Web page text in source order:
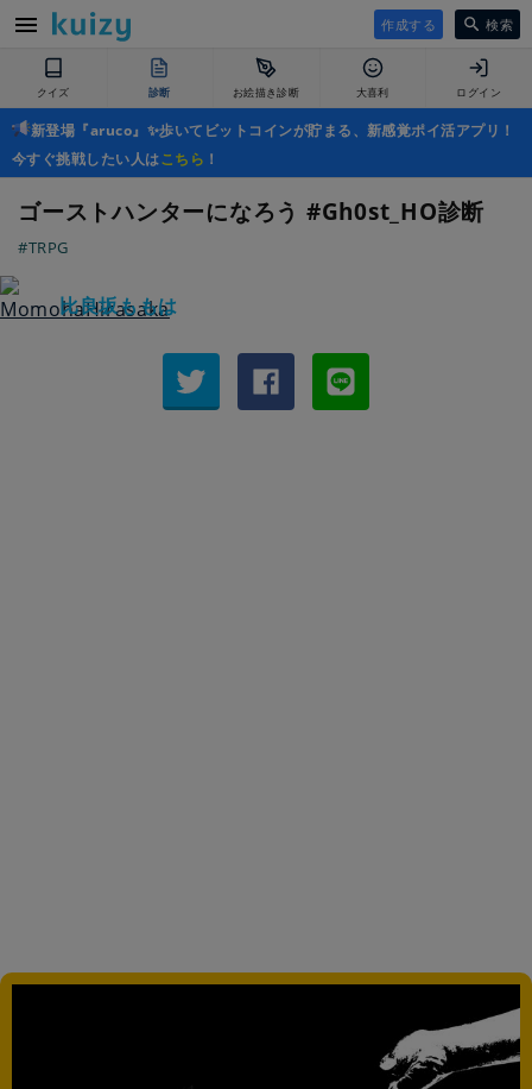
作成する 検索
クイズ 診断 お絵描き診断 大喜利 ログイン
新登場『aruco』✨歩いてビットコインが貯まる、新感覚ポイ活アプリ！
今すぐ挑戦したい人はこちら ！
ゴーストハンターになろう #Gh0st_HO診断
#TRPG
比良坂ももは